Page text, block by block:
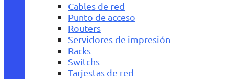
Cables de red
Punto de acceso
Routers
Servidores de impresión
Racks
Switchs
Tarjestas de red